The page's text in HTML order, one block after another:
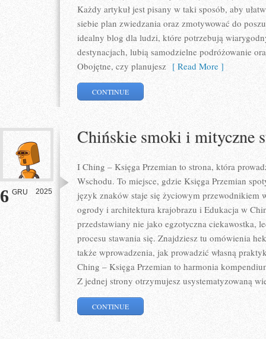
Każdy artykuł jest pisany w taki sposób, aby
siebie plan zwiedzania oraz zmotywować do
idealny blog dla ludzi, które potrzebują
destynacjach, lubią samodzielne podróżowanie
Obojętne, czy planujesz [ Read More ]
CONTINUE
6 GRU 2025
Chińskie smoki i mityczne
I Ching – Księga Przemian to strona, która
Wschodu. To miejsce, gdzie Księga Przemian
język znaków staje się życiowym przewodnikiem
ogrody i architektura krajobrazu i Edukacja w
przedstawiany nie jako egzotyczna ciekawostka,
procesu stawania się. Znajdziesz tu omówienia
także wprowadzenia, jak prowadzić własną
Ching – Księga Przemian to harmonia
Z jednej strony otrzymujesz usystematyzowaną
CONTINUE